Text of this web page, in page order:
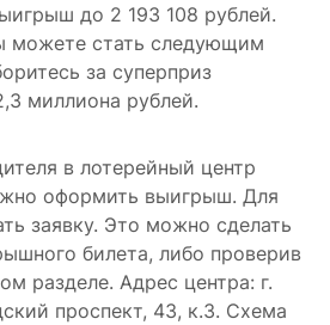
до 2 193 108 рублей.
можете стать следующим
за суперприз
миллиона рублей.
в лотерейный центр
оформить выигрыш. Для
заявку. Это можно сделать
билета, либо проверив
разделе. Адрес центра: г.
проспект, 43, к.3. Схема